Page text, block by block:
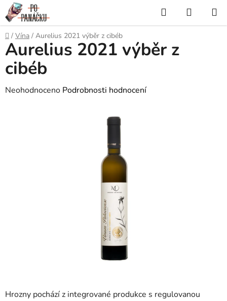
Přejít
na
obsah
Hledat
KOŠÍK
Domů
/ Vína / Aurelius 2021 výběr z cibéb
Hrozny pochází z integrované produkce s regulovanou
Aurelius 2021 výběr z
cibéb
Průměrné
Neohodnoceno Podrobnosti hodnocení